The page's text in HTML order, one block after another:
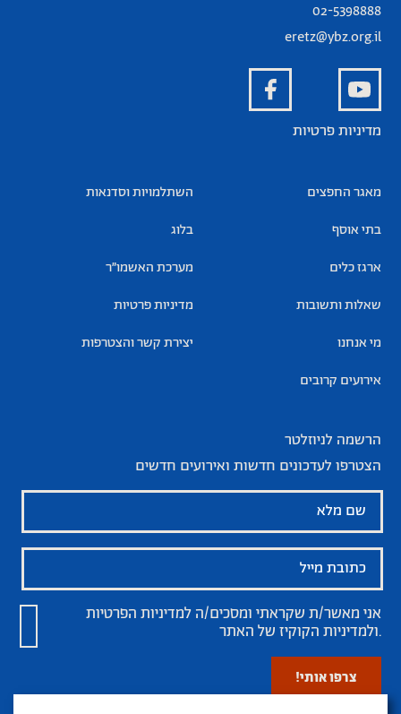
02-5398888
eretz@ybz.org.il
מדיניות פרטיות
מאגר החפצים
בתי אוסף
ארגז כלים
שאלות ותשובות
מי אנחנו
אירועים קרובים
השתלמויות וסדנאות
בלוג
מערכת האשמו”ר
מדיניות פרטיות
יצירת קשר והצטרפות
הרשמה לניוזלטר
הצטרפו לעדכונים חדשות ואירועים חדשים
אני מאשר/ת שקראתי ומסכים/הלמדיניות הפרטיות
ולמדיניות הקוקיזשל האתר.